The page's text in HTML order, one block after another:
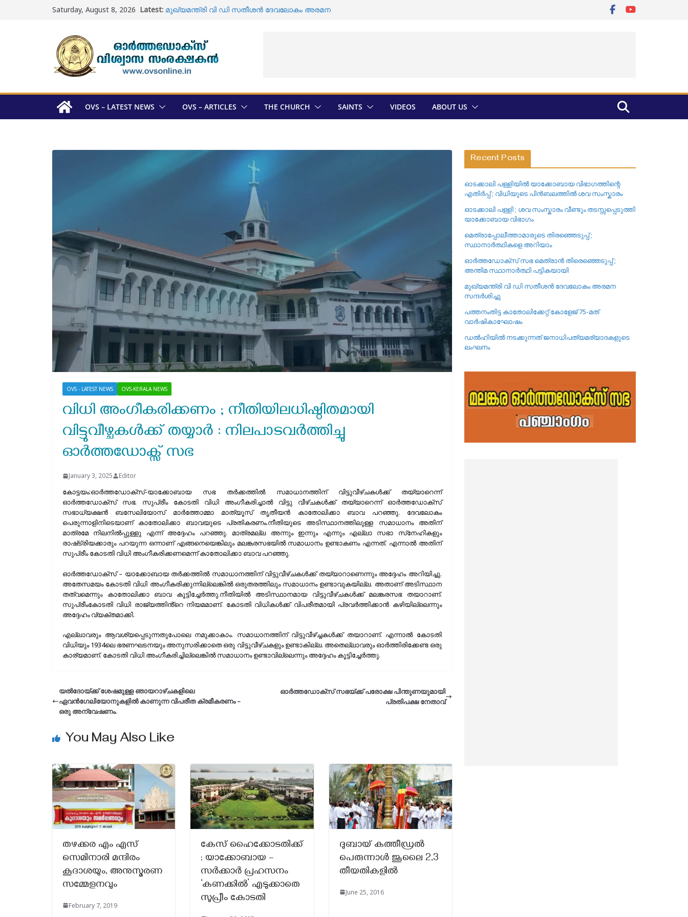
Saturday, August 8, 2026 Latest: മുഖ്യമന്ത്രി വി ഡി സതീശൻ ദേവലോകം അരമന
വിധിയുടെ പിൻബലത്തിൽ ശവ സംസ്കാരം
ഓടക്കാലി പള്ളി ; ശവ സംസ്കാരം വീണ്ടും തടസ്സപ്പെടുത്തി
യാക്കോബായ വിഭാഗം
മെത്രാപ്പോലീത്താമാരുടെ തിരഞ്ഞെടുപ്പ് ; സ്ഥാനാർത്ഥികളെ
ഓർത്തഡോക്സ് സഭ മെത്രാൻ തിരെഞ്ഞെടുപ്പ് ; അന്തിമ
OVS – LATEST NEWS OVS – ARTICLES THE CHURCH SAINTS VIDEOS ABOUT US
OVS - LATEST NEWS OVS-KERALA NEWS
വിധി അംഗീകരിക്കണം ; നീതിയിലധിഷ്ഠിതമായി
വിട്ടുവീഴ്ചകൾക്ക് തയ്യാർ : നിലപാടവർത്തിച്ചു
ഓർത്തഡോക്സ്‌ സഭ
January 3, 2025 Editor
കോട്ടയം:ഓർത്തഡോക്‌സ്-യാക്കോബായ സഭ തർക്കത്തിൽ സമാധാനത്തിന് വിട്ടുവീഴ്‌ചകൾക്ക് തയ്യാറെന്ന്
ഓർത്തഡോക്‌സ് സഭ. സുപ്രീം കോടതി വിധി അംഗീകരിച്ചാൽ വിട്ടു വീഴ്‌ചകൾക്ക് തയ്യാറെന്ന് ഓർത്തഡോക്‌സ്
സഭാധ്യക്ഷൻ ബസേലിയോസ് മാർത്തോമ്മാ മാത്യൂസ് തൃതീയൻ കാതോലിക്കാ ബാവ പറഞ്ഞു. ദേവലോകം
പെരുന്നാളിനിടെയാണ് കാതോലിക്കാ ബാവയുടെ പ്രതികരണം.നീതിയുടെ അടിസ്ഥാനത്തിലുള്ള സമാധാനം അതിന്
മാത്രമേ നിലനിൽപ്പുള്ളു എന്ന് അദ്ദേഹം പറഞ്ഞു. മാത്രമല്ല അന്നും ഇന്നും എന്നും എല്ലാ സഭാ സ്‌നേഹികളും
രാഷ്‌ട്രിയക്കാരും പറയുന്ന ഒന്നാണ് എങ്ങനെയെങ്കിലും മലങ്കരസഭയിൽ സമാധാനം ഉണ്ടാകണം എന്നത്. എന്നാൽ അതിന്
സുപ്രീം കോടതി വിധി അം​ഗീകരിക്കണമെന്ന് കാതോലിക്കാ ബാവ പറഞ്ഞു.
ഓർത്തഡോക്‌സ് – യാക്കോബായ തർക്കത്തിൽ സമാധാനത്തിന് വിട്ടുവീഴ്‌ചകൾക്ക് തയ്യാറാണെന്നും അദ്ദേഹം അറിയിച്ചു.
അതേസമയം കോടതി വിധി അംഗീകരിക്കുന്നില്ലെങ്കിൽ ഒരുതരത്തിലും സമാധാനം ഉണ്ടാവുകയില്ല. അതാണ് അടിസ്ഥാന
തത്വമെന്നും കാതോലിക്കാ ബാവ കൂട്ടിച്ചേർത്തു.നീതിയിൽ അടിസ്ഥാനമായ വിട്ടുവീഴ്‌ചകൾക്ക് മലങ്കരസഭ തയാറാണ്.
സുപ്രീംകോടതി വിധി രാജ്യത്തിൻ്റെ നിയമമാണ്. കോടതി വിധികൾക്ക് വിപരീതമായി പ്രവർത്തിക്കാൻ കഴിയില്ലെന്നും
അദ്ദേഹം വ്യക്തമാക്കി.
എല്ലാവരും ആവശ്യപ്പെടുന്നതുപോലെ നമുക്കാകാം. സമാധാനത്തിന് വിട്ടുവീഴ്ച്ചകൾക്ക് തയാറാണ്. എന്നാൽ കോടതി
വിധിയും 1934ലെ ഭരണഘടനയും അനുസരിക്കാതെ ഒരു വിട്ടുവീഴ്‌ചകളും ഉണ്ടാകില്ല. അതെല്ലാവരും ഓർത്തിരിക്കേണ്ട ഒരു
കാര്യമാണ്. കോടതി വിധി അംഗീകരിച്ചില്ലെങ്കിൽ സമാധാനം ഉണ്ടാവില്ലെന്നും അദ്ദേഹം കൂട്ടിച്ചേർത്തു.
യൽദോയ്ക്ക് ശേഷമുള്ള ഞായറാഴ്ചകളിലെ
ഏവൻഗേലിയോനുകളിൽ കാണുന്ന വിപരീത ക്രമീകരണം –
ഒരു അന്വേഷണം.
ഓർത്തഡോക്സ് സഭയ്ക്ക് പരോക്ഷ പിന്തുണയുമായി
പ്രതിപക്ഷ നേതാവ്
You May Also Like
തഴക്കര എം എസ്
സെമിനാരി മന്ദിരം
കൂദാശയും, അനുസ്മരണ
സമ്മേളനവും
February 7, 2019
കേസ് ഹൈക്കോടതിക്ക്
; യാക്കോബായ –
സർക്കാർ പ്രഹസനം
‘കണക്കിൽ’ എടുക്കാതെ
സുപ്രീം കോടതി
ദുബായ് കത്തീഡ്രൽ
പെരുന്നാൾ ജൂലൈ 2,3
തീയതികളിൽ
June 25, 2016
Recent Posts
ഓടക്കാലി പള്ളിയിൽ യാക്കോബായ വിഭാഗത്തിന്റെ
എതിർപ്പ് ; വിധിയുടെ പിൻബലത്തിൽ ശവ സംസ്കാരം
ഓടക്കാലി പള്ളി ; ശവ സംസ്കാരം വീണ്ടും തടസ്സപ്പെടുത്തി
യാക്കോബായ വിഭാഗം
മെത്രാപ്പോലീത്താമാരുടെ തിരഞ്ഞെടുപ്പ് ;
സ്ഥാനാർത്ഥികളെ അറിയാം
ഓർത്തഡോക്സ് സഭ മെത്രാൻ തിരെഞ്ഞെടുപ്പ് ;
അന്തിമ സ്ഥാനാർത്ഥി പട്ടികയായി
മുഖ്യമന്ത്രി വി ഡി സതീശൻ ദേവലോകം അരമന
സന്ദർശിച്ചു
പത്തനംതിട്ട കാതോലിക്കേറ്റ്‌ കോളേജ്‌ 75-മത്
വാർഷികാഘോഷം
ഡൽഹിയിൽ നടക്കുന്നത് ജനാധിപത്യമര്യാദകളുടെ
ലംഘനം